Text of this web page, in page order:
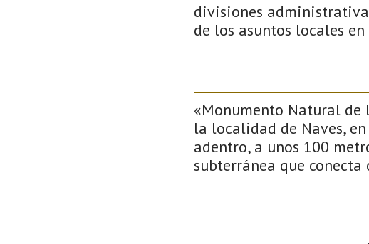
divisiones
de los asuntos locales
«Monumento Natural de
la localidad de Naves,
adentro, a unos 100
subterránea que